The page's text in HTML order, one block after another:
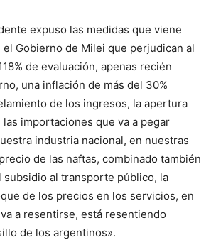
expuso las medidas que viene
el Gobierno de Milei que perjudican al
de evaluación, apenas recién
una inflación de más del 30%
de los ingresos, la apertura
importaciones que va a pegar
industria nacional, en nuestras
de las naftas, combinado también
subsidio al transporte público, la
de los precios en los servicios, en
a resentirse, está resentiendo
de los argentinos».